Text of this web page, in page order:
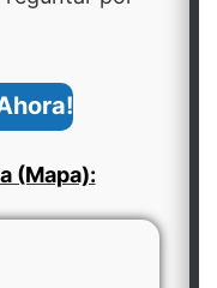
(Mapa):